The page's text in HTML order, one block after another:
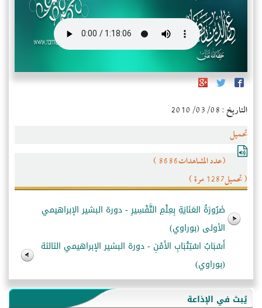
التاريخ : 2010/03/08
تحميل
(عدد المشاهدات8686 )
( تحميل1287 مرة )
ضَرُورَةُ العَنَايَةِ بِعِلْمِ التَّفْسِيرِ - دورة البشير الإبراهيمي
الأولى (بوراوي)
أَسْبَابُ اسْتِتْبَابِ الأَمْنِ - دورة البشير الإبراهيمي الثالثة
(بوراوي)
يُبث في الإذاعة